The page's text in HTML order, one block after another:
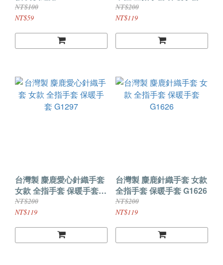
NT$100
NT$59
J0061
NT$200
NT$119
台灣製 麋鹿愛心針織手套
女款 全指手套 保暖手套
G1297
NT$200
NT$119
台灣製 麋鹿針織手套 女款
全指手套 保暖手套 G1626
NT$200
NT$119